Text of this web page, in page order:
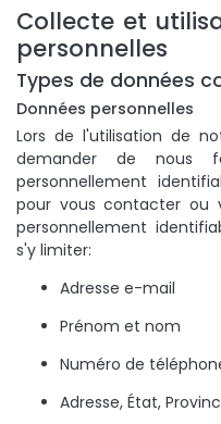
Collecte et
personnelles
Types de données
Données personnelles
Lors de l'utilisation de
demander de nous
personnellement
pour vous contacter ou
personnellement
s'y limiter:
Adresse e-mail
Prénom et nom
Numéro de
Adresse, État,